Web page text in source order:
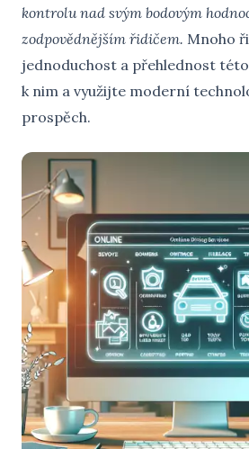
kontrolu nad svým bodovým
zodpovědnějším řidičem. Mnoho
jednoduchost a přehlednost
k nim a využijte moderní
prospěch.